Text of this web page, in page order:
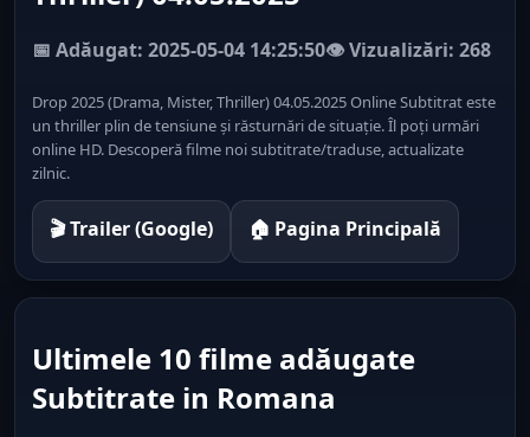
📅 Adăugat: 2025-05-04 14:25:50👁️ Vizualizări: 268
Drop 2025 (Drama, Mister, Thriller) 04.05.2025 Online Subtitrat este
un thriller plin de tensiune și răsturnări de situație. Îl poți urmări
online HD. Descoperă filme noi subtitrate/traduse, actualizate
zilnic.
🎬 Trailer (Google) 🏠 Pagina Principală
Ultimele 10 filme adăugate
Subtitrate in Romana